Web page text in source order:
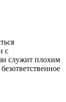
с
служит плохим